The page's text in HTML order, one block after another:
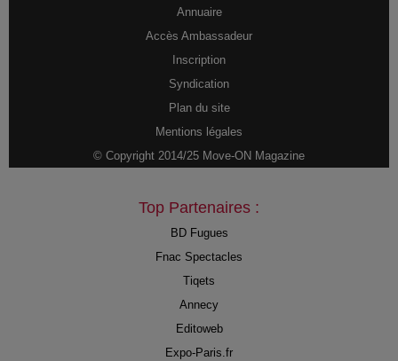
Annuaire
Accès Ambassadeur
Inscription
Syndication
Plan du site
Mentions légales
© Copyright 2014/25 Move-ON Magazine
Top Partenaires :
BD Fugues
Fnac Spectacles
Tiqets
Annecy
Editoweb
Expo-Paris.fr